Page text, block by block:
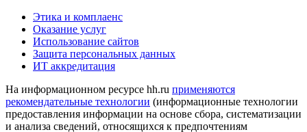
Этика и комплаенс
Оказание услуг
Использование сайтов
Защита персональных данных
ИТ аккредитация
На информационном ресурсе hh.ru применяются
рекомендательные технологии (информационные технологии
предоставления информации на основе сбора, систематизации
и анализа сведений, относящихся к предпочтениям